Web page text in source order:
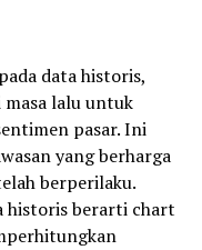
data historis,
masa lalu untuk
pasar. Ini
yang berharga
berperilaku.
historis berarti chart